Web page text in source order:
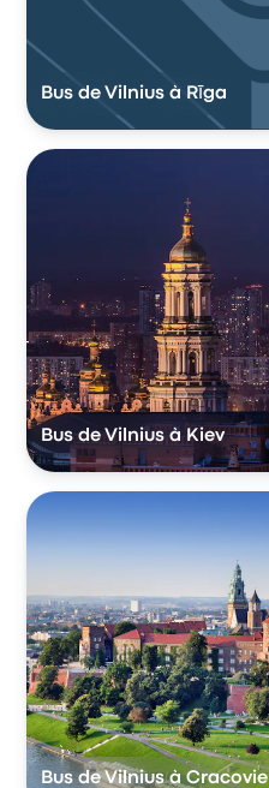
Bus de Vilnius à Rīga
Bus de Vilnius à Kiev
Bus de Vilnius à Cracovie